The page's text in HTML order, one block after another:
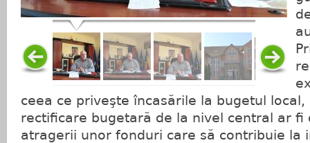
ceea ce priveşte încasările la bugetul
rectificare bugetară de la nivel central ar fi
atragerii unor fonduri care să contribuie la